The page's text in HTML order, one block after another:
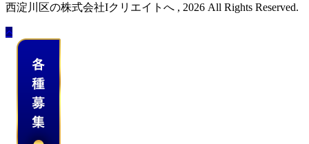
西淀川区の株式会社Iクリエイトへ , 2026 All Rights Reserved.